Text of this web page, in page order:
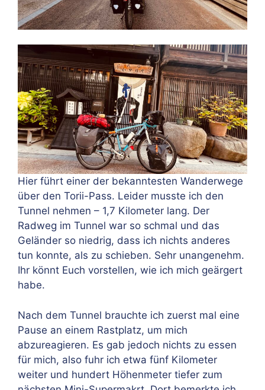
Hier führt einer der bekanntesten Wanderwege
über den Torii-Pass. Leider musste ich den
Tunnel nehmen – 1,7 Kilometer lang. Der
Radweg im Tunnel war so schmal und das
Geländer so niedrig, dass ich nichts anderes
tun konnte, als zu schieben. Sehr unangenehm.
Ihr könnt Euch vorstellen, wie ich mich geärgert
habe.
Nach dem Tunnel brauchte ich zuerst mal eine
Pause an einem Rastplatz, um mich
abzureagieren. Es gab jedoch nichts zu essen
für mich, also fuhr ich etwa fünf Kilometer
weiter und hundert Höhenmeter tiefer zum